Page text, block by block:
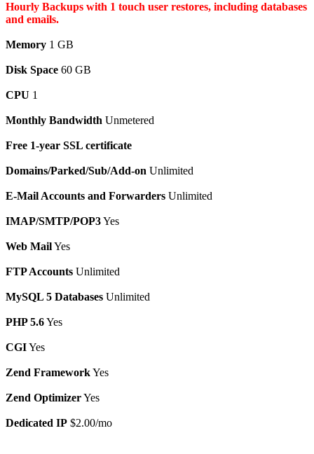
Hourly Backups with 1 touch user restores, including databases
and emails.
Memory 1 GB
Disk Space 60 GB
CPU 1
Monthly Bandwidth Unmetered
Free 1-year SSL certificate
Domains/Parked/Sub/Add-on Unlimited
E-Mail Accounts and Forwarders Unlimited
IMAP/SMTP/POP3Yes
Web MailYes
FTP Accounts Unlimited
MySQL 5 Databases Unlimited
PHP 5.6Yes
CGIYes
Zend FrameworkYes
Zend OptimizerYes
Dedicated IP $2.00/mo